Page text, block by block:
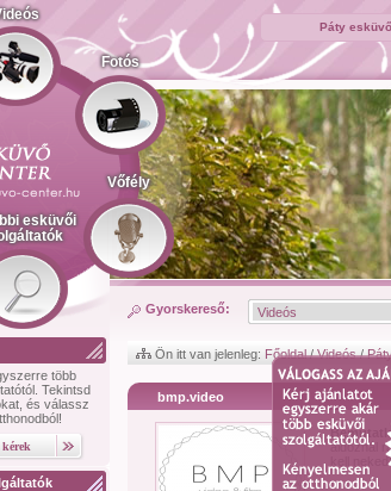
Páty
Fotós
Vőfély
esküvői
több
Tekintsd
és válassz
Gyorskereső:
Ön itt van jelenleg: Főoldal/Videós/
bmp.video
áldoznál
kell